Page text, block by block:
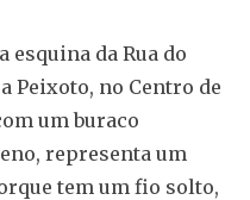
esquina da Rua do
Peixoto, no Centro de
um buraco
representa um
tem um fio solto,